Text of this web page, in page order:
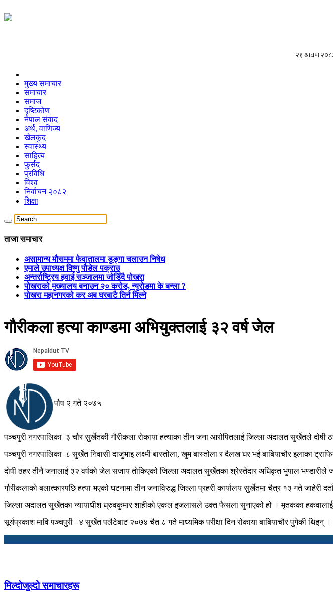
मुख्य समाचार
समाचार
समाज
दृष्टिकोण
नेपाल संवाद
अर्थ, वाणिज्य
खेलकुद
स्वास्थ्य
साहित्य
फुर्सद
प्रविधि
विश्व
निर्वाचन २०८२
शिक्षा
ताजा समाचार
असामान्य मौसममा फेवातालमा डुङ्गा चलाउन निषेध
एमाले उपाध्यक्ष विष्णु पौडेल पक्राउ
अन्तर्राष्ट्रिय हवाई सञ्जालमा जोडिँदै पोखरा
पोखराको मुख्यालय बनाउन २० करोड, न्युरोडमा के बन्ला ?
पोखरा महानगरको कर अब घरबाटै तिर्न मिल्ने
गौरीकला हत्या काण्डमा अभियुक्तलाई ३२ वर्ष जेल
पौष २ गते २०७५
पञ्चपुरी नगरपालिका–३ चौर सुर्खेतकी गौरीकला रोकाया हत्याका तीन जना आरोपितलाई जिल्ला अदालत सुर्खेतले दोषी
पञ्चपुरी नगरपालिका–८ सुर्खेत निवासी दाजुभाइ लक्ष्मी बास्तोला, खुम बास्तोला र दैलख घर भई बाबियाचौर इलाका
दोषी ठहर तीनै जनालाई ३२ वर्षको जेल सजाय तोकिएको जिल्ला अदालत सुर्खेतका श्रेस्तेदार अधिकृत भुपाल भण्डारीले
गौरीकलाको बलात्कारपछि हत्या भएको घटनामा तीन जनाविरुद्ध जिल्ला प्रहरी कार्यालय सुर्खेतमा चैत्र १३ गते जाहेरी
जिल्ला अदालत सुर्खेतका न्यायाधीश ध्रुवकुमार शाहीको एकल इजलासले उक्त फैसला सुनाएको हो । मृतकका हकवालाई
सूर्यप्रकाश मावि पञ्चपुरी– ४ सुर्खेत पलैटेबाट २०७४ चैत ८ गते माध्यमिक परीक्षा दिन रोकाया बाबियाचौर पुगेकी थिइन् ।
मिल्दोजुल्दो समाचारहरू